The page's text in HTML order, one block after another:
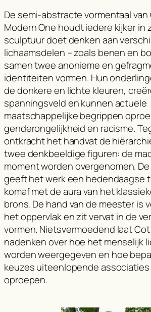
De semi-abstracte vormentaal van
Modern One houdt iedere kijker in
sculptuur doet denken aan
lichaamsdelen – zoals benen en
samen twee anonieme en
identiteiten vormen. Hun
de donkere en lichte kleuren,
spanningsveld en kunnen actuele
maatschappelijke begrippen
genderongelijkheid en racisme.
ontkracht het handvat de
twee denkbeeldige figuren: de
moment worden overgenomen.
geeft het werk een hedendaagse
komaf met de aura van het
brons. De hand van de meester is
het oppervlak en zit vervat in de
vormen. Nietsvermoedend laat
nadenken over hoe het menselijk
worden weergegeven en hoe
keuzes uiteenlopende
oproepen.